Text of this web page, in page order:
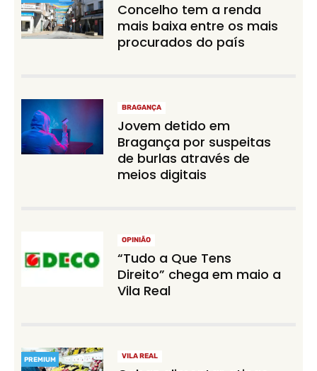
Concelho tem a renda
mais baixa entre os mais
procurados do país
BRAGANÇA
Jovem detido em
Bragança por suspeitas
de burlas através de
meios digitais
OPINIÃO
“Tudo a Que Tens
Direito” chega em maio a
Vila Real
PREMIUM VILA REAL